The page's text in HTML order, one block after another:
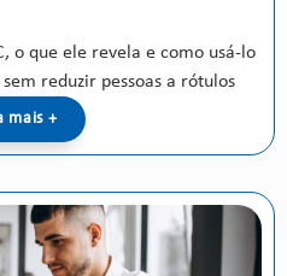
o que ele revela e como usá-lo
reduzir pessoas a rótulos
mais +